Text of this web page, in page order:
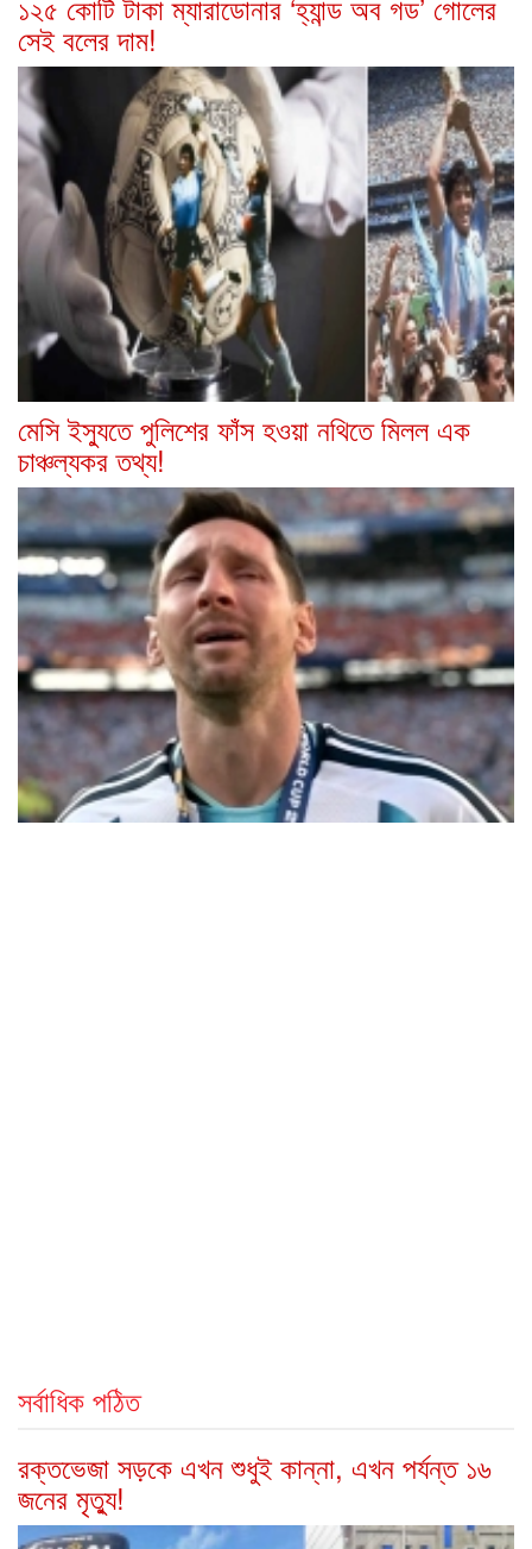
সেই বলের দাম!
মেসি ইস্যুতে পুলিশের ফাঁস হওয়া নথিতে মিলল এক
চাঞ্চল্যকর তথ্য!
সর্বাধিক পঠিত
রক্তভেজা সড়কে এখন শুধুই কান্না, এখন পর্যন্ত ১৬
জনের মৃত্যু!